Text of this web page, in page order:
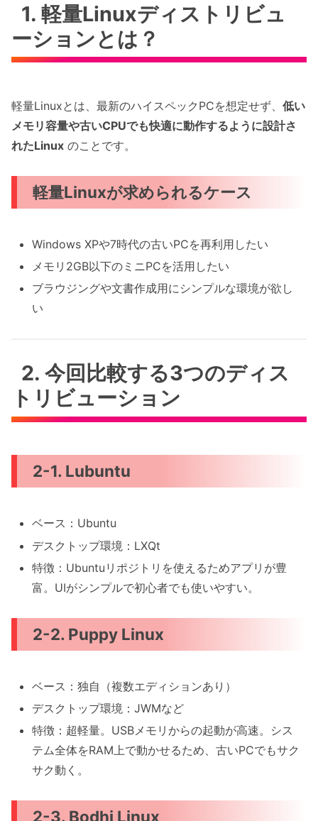
1. 軽量Linuxディストリビュ
ーションとは？
軽量Linuxとは、最新のハイスペックPCを想定せず、 低い
メモリ容量や古いCPUでも快適に動作するように設計さ
れたLinux のことです。
軽量Linuxが求められるケース
Windows XPや7時代の古いPCを再利用したい
メモリ2GB以下のミニPCを活用したい
ブラウジングや文書作成用にシンプルな環境が欲し
い
2. 今回比較する3つのディス
トリビューション
2-1. Lubuntu
ベース：Ubuntu
デスクトップ環境：LXQt
特徴：Ubuntuリポジトリを使えるためアプリが豊
富。UIがシンプルで初心者でも使いやすい。
2-2. Puppy Linux
ベース：独自（複数エディションあり）
デスクトップ環境：JWMなど
特徴：超軽量。USBメモリからの起動が高速。シス
テム全体をRAM上で動かせるため、古いPCでもサク
サク動く。
2-3. Bodhi Linux